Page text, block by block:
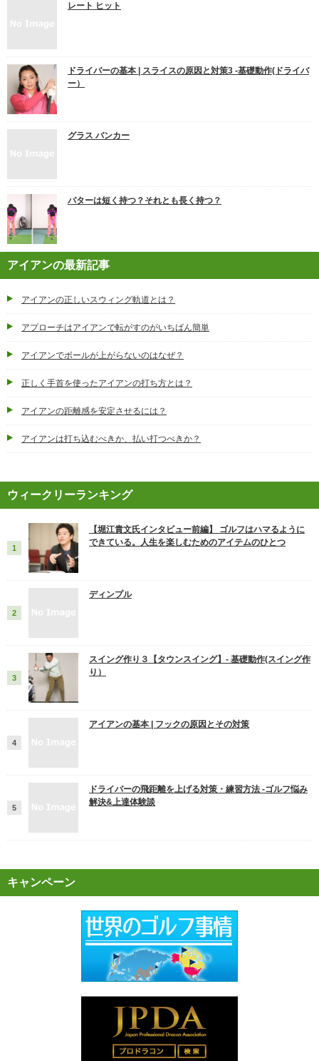
レート ヒット
ドライバーの基本 | スライスの原因と対策3 ‐基礎動作(ドライバ
ー）
グラス バンカー
パターは短く持つ？それとも長く持つ？
アイアンの最新記事
アイアンの正しいスウィング軌道とは？
アプローチはアイアンで転がすのがいちばん簡単
アイアンでボールが上がらないのはなぜ？
正しく手首を使ったアイアンの打ち方とは？
アイアンの距離感を安定させるには？
アイアンは打ち込むべきか、払い打つべきか？
ウィークリーランキング
【堀江貴文氏インタビュー前編】 ゴルフはハマるように
できている。人生を楽しむためのアイテムのひとつ
ディンプル
スイング作り３【タウンスイング】‐ 基礎動作(スイング作
り）
アイアンの基本 | フックの原因とその対策
ドライバーの飛距離を上げる対策・練習方法 -ゴルフ悩み
解決&上達体験談
キャンペーン